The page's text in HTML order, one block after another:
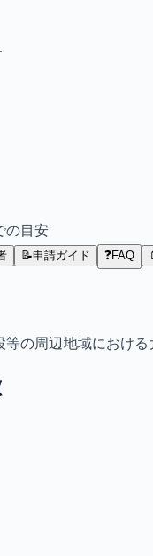
の目安
📝申請ガイド ❓FAQ
の周辺地域におけ